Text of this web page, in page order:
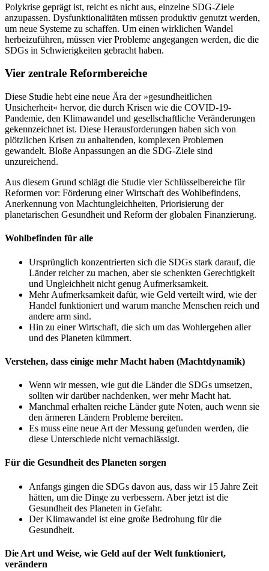
Polykrise geprägt ist, reicht es nicht aus, einzelne SDG-Ziele
anzupassen. Dysfunktionalitäten müssen produktiv genutzt werden,
um neue Systeme zu schaffen. Um einen wirklichen Wandel
herbeizuführen, müssen vier Probleme angegangen werden, die die
SDGs in Schwierigkeiten gebracht haben.
Vier zentrale Reformbereiche
Diese Studie hebt eine neue Ära der »gesundheitlichen
Unsicherheit« hervor, die durch Krisen wie die COVID-19-
Pandemie, den Klimawandel und gesellschaftliche Veränderungen
gekennzeichnet ist. Diese Herausforderungen haben sich von
plötzlichen Krisen zu anhaltenden, komplexen Problemen
gewandelt. Bloße Anpassungen an die SDG-Ziele sind
unzureichend.
Aus diesem Grund schlägt die Studie vier Schlüsselbereiche für
Reformen vor: Förderung einer Wirtschaft des Wohlbefindens,
Anerkennung von Machtungleichheiten, Priorisierung der
planetarischen Gesundheit und Reform der globalen Finanzierung.
Wohlbefinden für alle
Ursprünglich konzentrierten sich die SDGs stark darauf, die
Länder reicher zu machen, aber sie schenkten Gerechtigkeit
und Ungleichheit nicht genug Aufmerksamkeit.
Mehr Aufmerksamkeit dafür, wie Geld verteilt wird, wie der
Handel funktioniert und warum manche Menschen reich und
andere arm sind.
Hin zu einer Wirtschaft, die sich um das Wohlergehen aller
und des Planeten kümmert.
Verstehen, dass einige mehr Macht haben (Machtdynamik)
Wenn wir messen, wie gut die Länder die SDGs umsetzen,
sollten wir darüber nachdenken, wer mehr Macht hat.
Manchmal erhalten reiche Länder gute Noten, auch wenn sie
den ärmeren Ländern Probleme bereiten.
Es muss eine neue Art der Messung gefunden werden, die
diese Unterschiede nicht vernachlässigt.
Für die Gesundheit des Planeten sorgen
Anfangs gingen die SDGs davon aus, dass wir 15 Jahre Zeit
hätten, um die Dinge zu verbessern. Aber jetzt ist die
Gesundheit des Planeten in Gefahr.
Der Klimawandel ist eine große Bedrohung für die
Gesundheit.
Die Art und Weise, wie Geld auf der Welt funktioniert,
verändern